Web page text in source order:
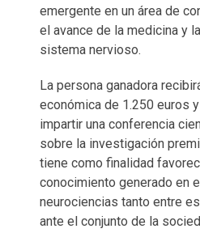
emergente en un área de
el avance de la medicina y
sistema nervioso.
La persona ganadora
económica de 1.250 euros
impartir una conferencia
sobre la investigación
tiene como finalidad
conocimiento generado en
neurociencias tanto entre
ante el conjunto de la